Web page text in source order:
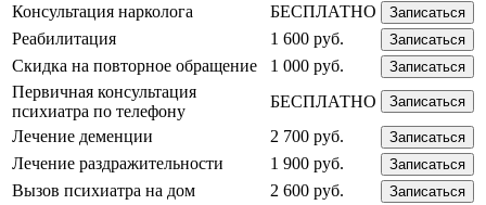
Консультация нарколога
БЕСПЛАТНО Записаться
Реабилитация 1 600 руб. Записаться
Скидка на повторное обращение 1 000 руб. Записаться
Первичная консультация
психиатра по телефону
БЕСПЛАТНО Записаться
Лечение деменции 2 700 руб. Записаться
Лечение раздражительности 1 900 руб. Записаться
Вызов психиатра на дом 2 600 руб. Записаться